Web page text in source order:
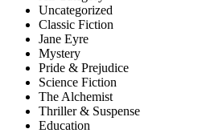
Uncategorized
Classic Fiction
Jane Eyre
Mystery
Pride & Prejudice
Science Fiction
The Alchemist
Thriller & Suspense
Education